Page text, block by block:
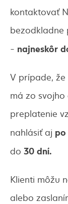
kontaktovať
bezodkladne
- najneskôr
V prípade,
má zo
preplatenie
nahlásiť aj
do 30 dní.
Klienti môžu
alebo